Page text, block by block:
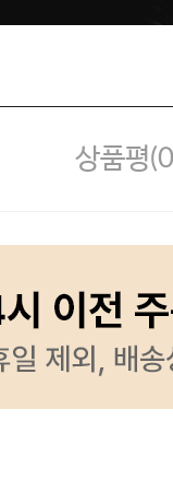
상품평(0